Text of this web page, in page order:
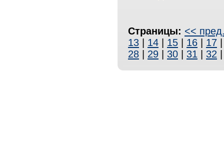
Страницы: <<
13
14 15 16 17
28
29 30 31 32